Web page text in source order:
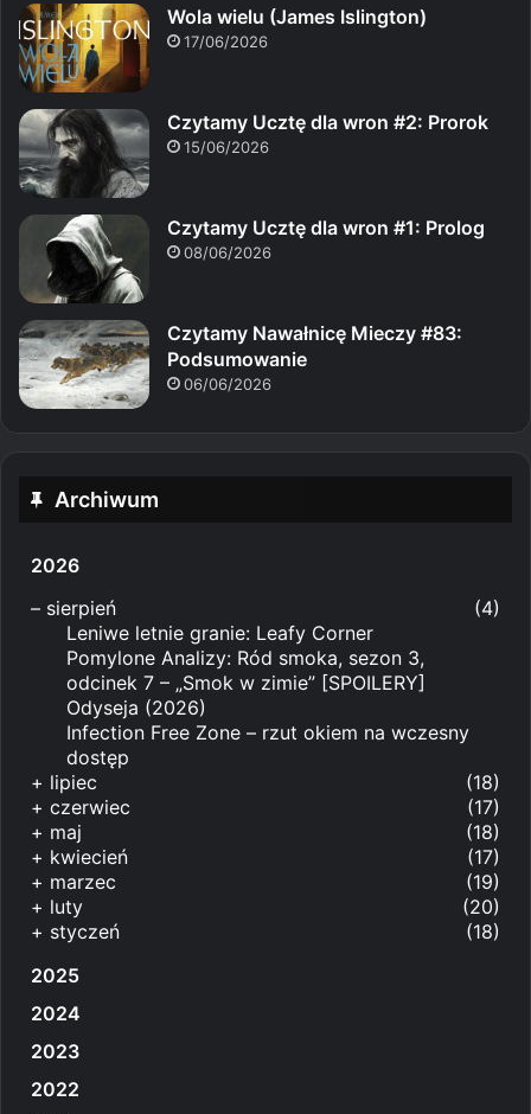
Wola wielu (James Islington)
17/06/2026
Czytamy Ucztę dla wron #2: Prorok
15/06/2026
Czytamy Ucztę dla wron #1: Prolog
08/06/2026
Czytamy Nawałnicę Mieczy #83:
Podsumowanie
06/06/2026
Archiwum
2026
– sierpień
(4)
Leniwe letnie granie: Leafy Corner
Pomylone Analizy: Ród smoka, sezon 3,
odcinek 7 – „Smok w zimie” [SPOILERY]
Odyseja (2026)
Infection Free Zone – rzut okiem na wczesny
dostęp
+ lipiec
(18)
+ czerwiec
(17)
+ maj
(18)
+ kwiecień
(17)
+ marzec
(19)
+ luty
(20)
+ styczeń
(18)
2025
2024
2023
2022